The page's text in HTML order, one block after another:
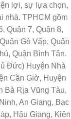
lợi, sự lựa chọn,
nhà. TPHCM gồm
Quận 7, Quận 8,
Gò Vấp, Quận
Quận Bình Tân.
Đức) Huyện Nhà
Cần Giờ, Huyện
Bà Rịa Vũng Tàu,
An Giang, Bạc
Hậu Giang, Kiên